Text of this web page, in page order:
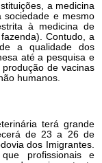
a medicina
sociedade e mesmo
à medicina de
Contudo, a
a qualidade dos
até a pesquisa e
de vacinas
humanos.
terá grande
de 23 a 26 de
dos Imigrantes.
profissionais e